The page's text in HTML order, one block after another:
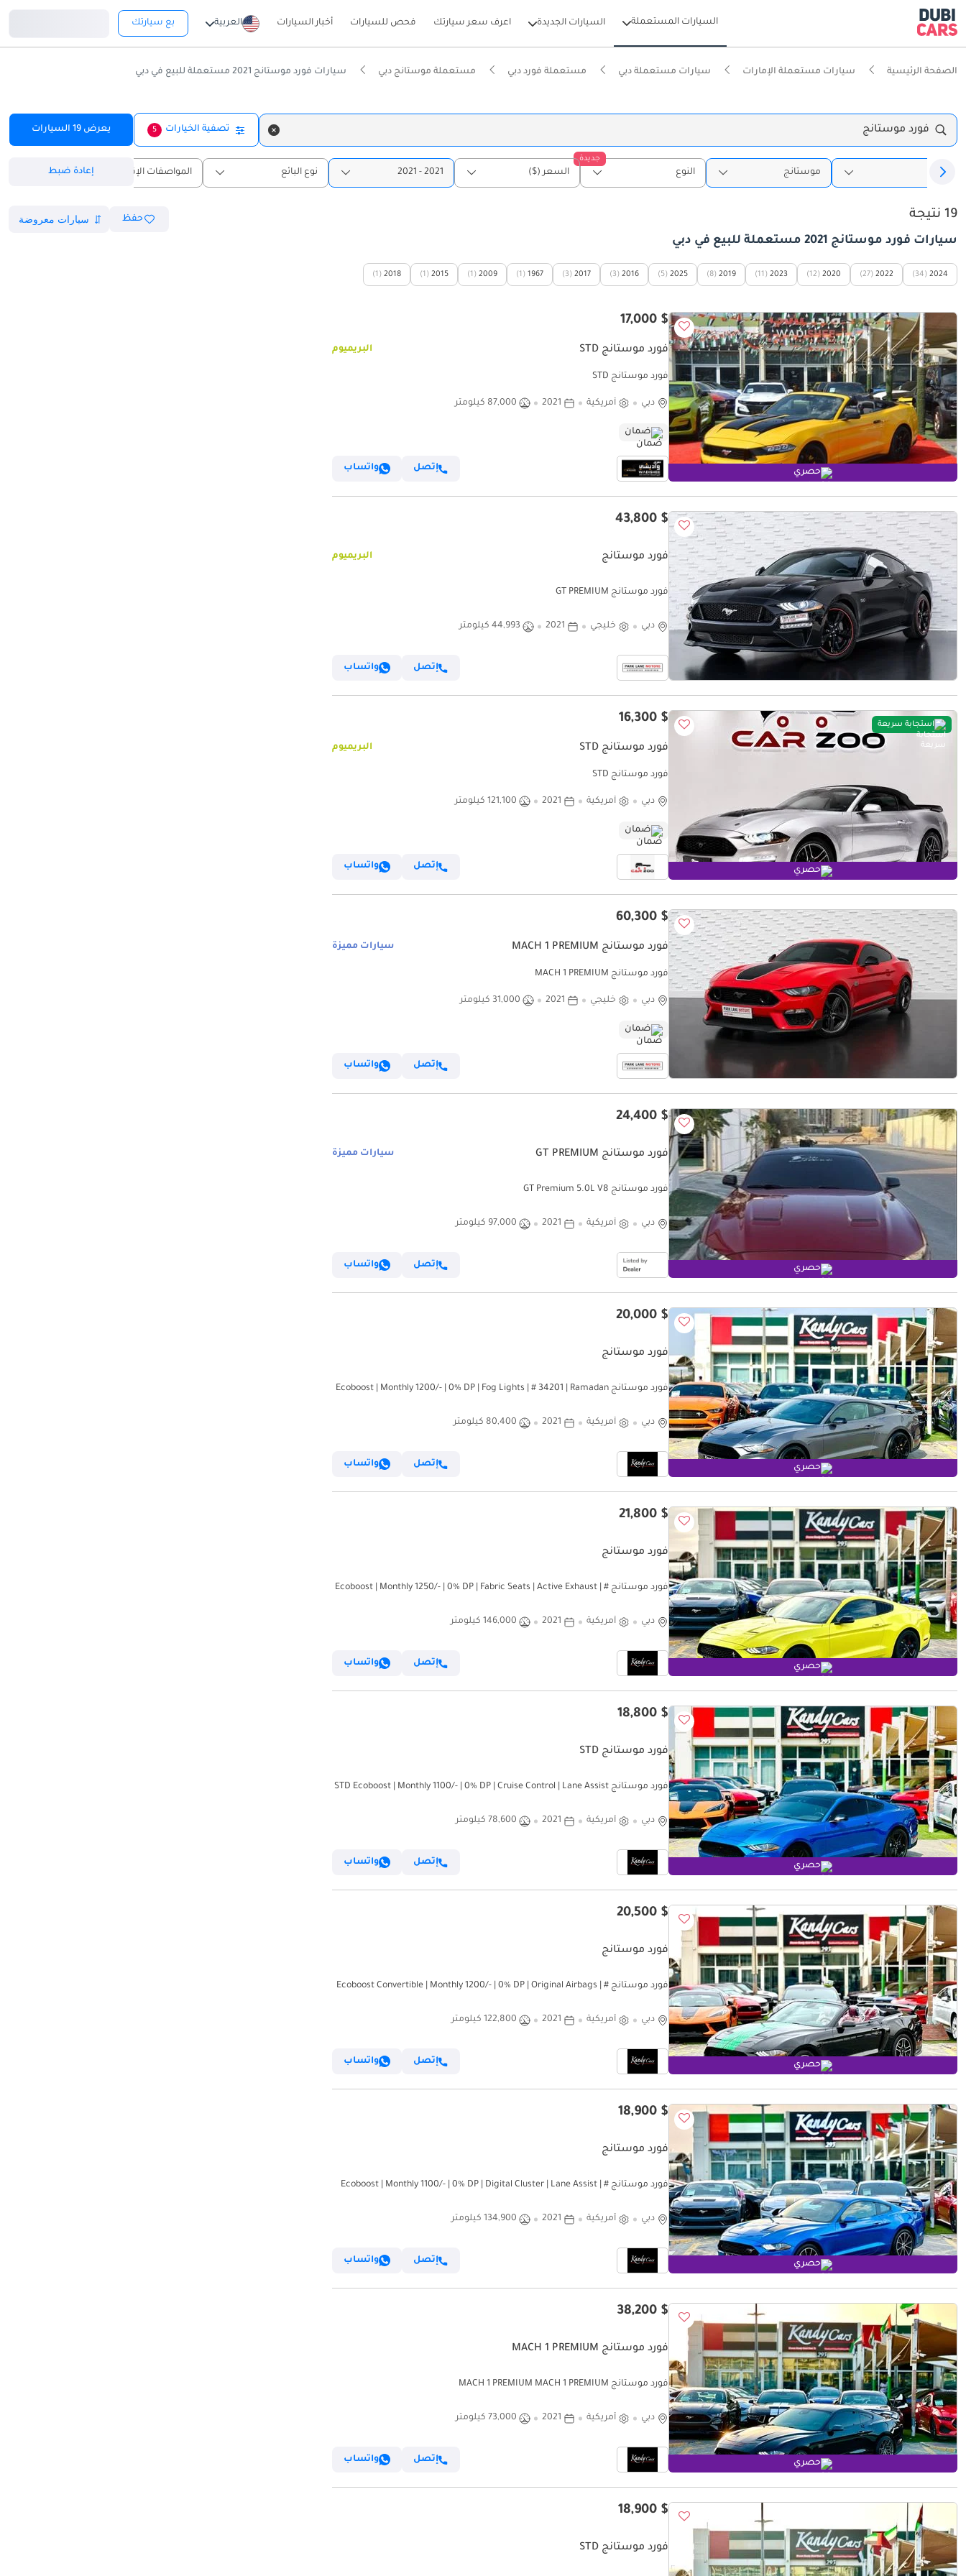
السيارات المستعملة السيارات الجديدة اعرف سعر سيارتك فحص للسيارات أخبار السيارات العربية بع سيارتك
الصفحة الرئيسية سيارات مستعملة الإمارات سيارات مستعملة دبي مستعملة فورد دبي مستعملة موستانج دبي سيارات فورد موستانج 2021 مستعملة للبيع في دبي
فورد موستانج تصفية الخيارات 5 يعرض 19 السيارات
فورد موستانج
جديدة
النوع السعر ($) 2021 - 2021 نوع البائع المواصفات الإقليمية إعادة ضبط
19 نتيجة حفظ
سيارات فورد موستانج 2021 مستعملة للبيع في دبي
2024
(34)
2022
(27)
2020
(12)
2023
(11)
2019
(8)
2025
(5)
2016
(3)
2017
(3)
1967
(1)
2009
(1)
2015
(1)
2018
(1)
حصري
$ 17,000
فورد موستانج STD البريميوم
فورد موستانج STD
دبي أمريكية 2021 87,000 كيلومتر
ضمان
إتصل واتساب
$ 43,800
فورد موستانج البريميوم
فورد موستانج GT PREMIUM
دبي خليجي 2021 44,993 كيلومتر
إتصل واتساب
استجابة سريعة
حصري
$ 16,300
فورد موستانج STD البريميوم
فورد موستانج STD
دبي أمريكية 2021 121,100 كيلومتر
ضمان
إتصل واتساب
$ 60,300
فورد موستانج MACH 1 PREMIUM سيارات مميزة
فورد موستانج MACH 1 PREMIUM
دبي خليجي 2021 31,000 كيلومتر
ضمان
إتصل واتساب
حصري
$ 24,400
فورد موستانج GT PREMIUM سيارات مميزة
فورد موستانج GT Premium 5.0L V8
دبي أمريكية 2021 97,000 كيلومتر
إتصل واتساب
حصري
$ 20,000
فورد موستانج
فورد موستانج Ecoboost | Monthly 1200/- | 0% DP | Fog Lights | # 34201 | Ramadan
دبي أمريكية 2021 80,400 كيلومتر
إتصل واتساب
حصري
$ 21,800
فورد موستانج
فورد موستانج Ecoboost | Monthly 1250/- | 0% DP | Fabric Seats | Active Exhaust | #
دبي أمريكية 2021 146,000 كيلومتر
إتصل واتساب
حصري
$ 18,800
فورد موستانج STD
فورد موستانج STD Ecoboost | Monthly 1100/- | 0% DP | Cruise Control | Lane Assist
دبي أمريكية 2021 78,600 كيلومتر
إتصل واتساب
حصري
$ 20,500
فورد موستانج
فورد موستانج Ecoboost Convertible | Monthly 1200/- | 0% DP | Original Airbags | #
دبي أمريكية 2021 122,800 كيلومتر
إتصل واتساب
حصري
$ 18,900
فورد موستانج
فورد موستانج Ecoboost | Monthly 1100/- | 0% DP | Digital Cluster | Lane Assist | #
دبي أمريكية 2021 134,900 كيلومتر
إتصل واتساب
حصري
$ 38,200
فورد موستانج MACH 1 PREMIUM
فورد موستانج MACH 1 PREMIUM MACH 1 PREMIUM
دبي أمريكية 2021 73,000 كيلومتر
إتصل واتساب
$ 18,900
فورد موستانج STD